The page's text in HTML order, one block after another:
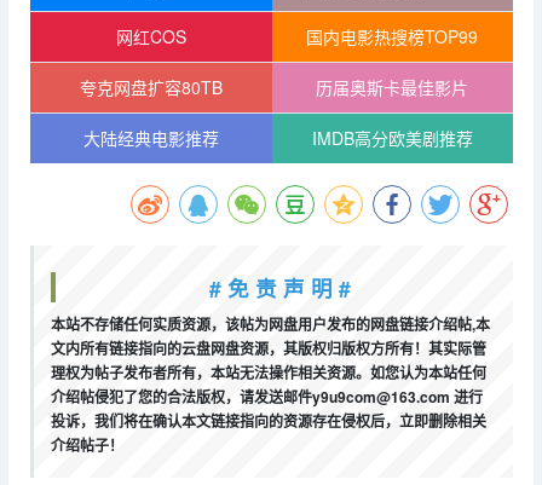
网红COS 国内电影热搜榜TOP99
夸克网盘扩容80TB 历届奥斯卡最佳影片
大陆经典电影推荐 IMDB高分欧美剧推荐
# 免 责 声 明 #
本站不存储任何实质资源，该帖为网盘用户发布的网盘链接介绍帖,本
文内所有链接指向的云盘网盘资源，其版权归版权方所有！其实际管
理权为帖子发布者所有，本站无法操作相关资源。如您认为本站任何
介绍帖侵犯了您的合法版权，请发送邮件y9u9com@163.com 进行
投诉，我们将在确认本文链接指向的资源存在侵权后，立即删除相关
介绍帖子！